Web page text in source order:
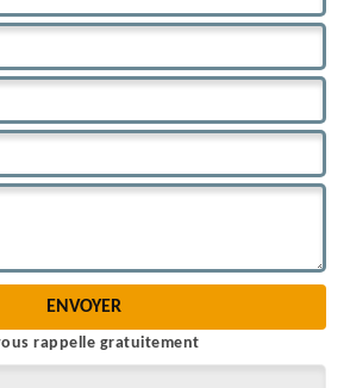
rappelle gratuitement